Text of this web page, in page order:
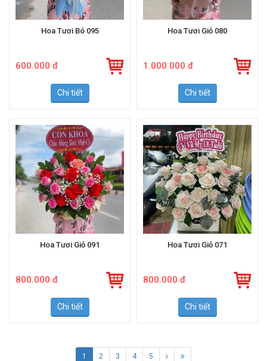
Hoa Tươi Bó 095
600.000 đ
Chi tiết
Hoa Tươi Giỏ 080
1.000.000 đ
Chi tiết
Hoa Tươi Giỏ 091
800.000 đ
Chi tiết
Hoa Tươi Giỏ 071
800.000 đ
Chi tiết
1 2 3 4 5